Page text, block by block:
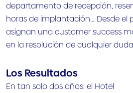
departamento de recepción,
horas de implantación… Desde
asignan una customer success
en la resolución de cualquier
Los Resultados
En tan solo dos años, el Hotel